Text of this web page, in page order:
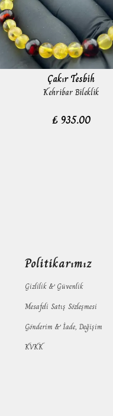
Çakır Tesbih
Kehribar Bileklik
₺ 935.00
Politikarımız
Gizlilik & Güvenlik
Mesafeli Satış Sözleşmesi
Gönderim & İade, Değişim
KVKK